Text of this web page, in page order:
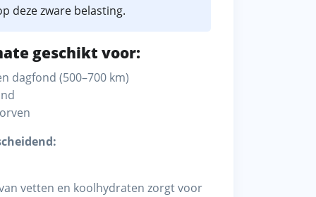
deze zware belasting.
geschikt voor:
dagfond (500–700 km)
vetten en koolhydraten zorgt voor